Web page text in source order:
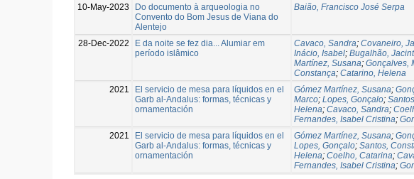
10-May-2023
Do documento à arqueologia no
Convento do Bom Jesus de Viana do
Alentejo
Baião, Francisco José Serpa
28-Dec-2022
E da noite se fez dia... Alumiar em
período islâmico
Cavaco, Sandra; Covaneiro,
Inácio, Isabel; Bugalhão,
Martínez, Susana; Gonçalves,
Constança; Catarino, Helena
2021
El servicio de mesa para líquidos en el
Garb al-Andalus: formas, técnicas y
ornamentación
Gómez Martínez, Susana;
Marco; Lopes, Gonçalo;
Helena; Cavaco, Sandra;
Fernandes, Isabel Cristina;
2021
El servicio de mesa para líquidos en el
Garb al-Andalus: formas, técnicas y
ornamentación
Gómez Martínez, Susana;
Lopes, Gonçalo; Santos,
Helena; Coelho, Catarina;
Fernandes, Isabel Cristina;